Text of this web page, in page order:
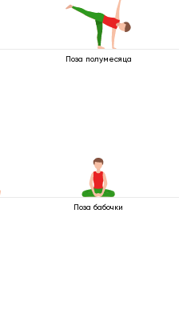
Поза полумесяца
Поза бабочки